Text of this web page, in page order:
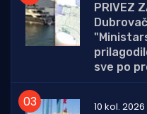
PRIVEZ
sve po
10 kol. 2026